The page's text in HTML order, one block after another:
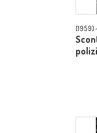
[1959]